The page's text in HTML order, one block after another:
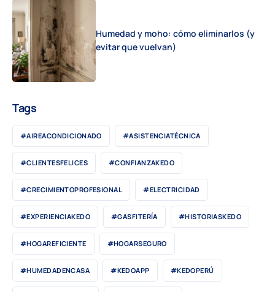
Humedad y moho: cómo eliminarlos (y
evitar que vuelvan)
Tags
#AIREACONDICIONADO #ASISTENCIATÉCNICA
#CLIENTESFELICES #CONFIANZAKEDO
#CRECIMIENTOPROFESIONAL #ELECTRICIDAD
#EXPERIENCIAKEDO #GASFITERÍA #HISTORIASKEDO
#HOGAREFICIENTE #HOGARSEGURO
#HUMEDADENCASA #KEDOAPP #KEDOPERÚ